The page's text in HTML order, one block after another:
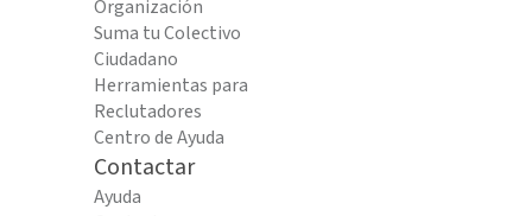
Organización
Suma tu Colectivo
Ciudadano
Herramientas para
Reclutadores
Centro de Ayuda
Contactar
Ayuda